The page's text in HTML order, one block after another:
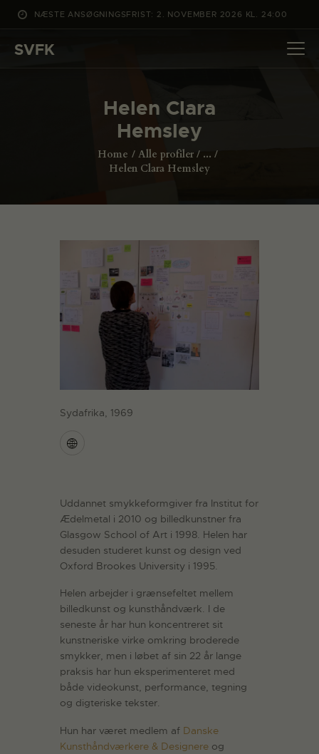
NÆSTE ANSØGNINGSFRIST: 2. NOVEMBER 2026 KL. 24:00
SVFK
Helen Clara
Hemsley
Home Alle profiler
...
Helen Clara Hemsley
DET SKER
PROJEKTER
ANSØG
Sydafrika, 1969
Uddannet smykkeformgiver fra Institut for
Ædelmetal i 2010 og billedkunstner fra
Glasgow School of Art i 1998. Helen har
desuden studeret kunst og design ved
Oxford Brookes University i 1995.
Helen arbejder i grænsefeltet mellem
billedkunst og kunsthåndværk. I de
seneste år har hun koncentreret sit
kunstneriske virke omkring broderede
smykker, men i løbet af sin 22 år lange
praksis har hun eksperimenteret med
både videokunst, performance, tegning
og digteriske tekster.
Hun har været medlem af Danske
Kunsthåndværkere & Designere og